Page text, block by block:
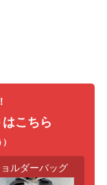
こちら
ルダーバッグ